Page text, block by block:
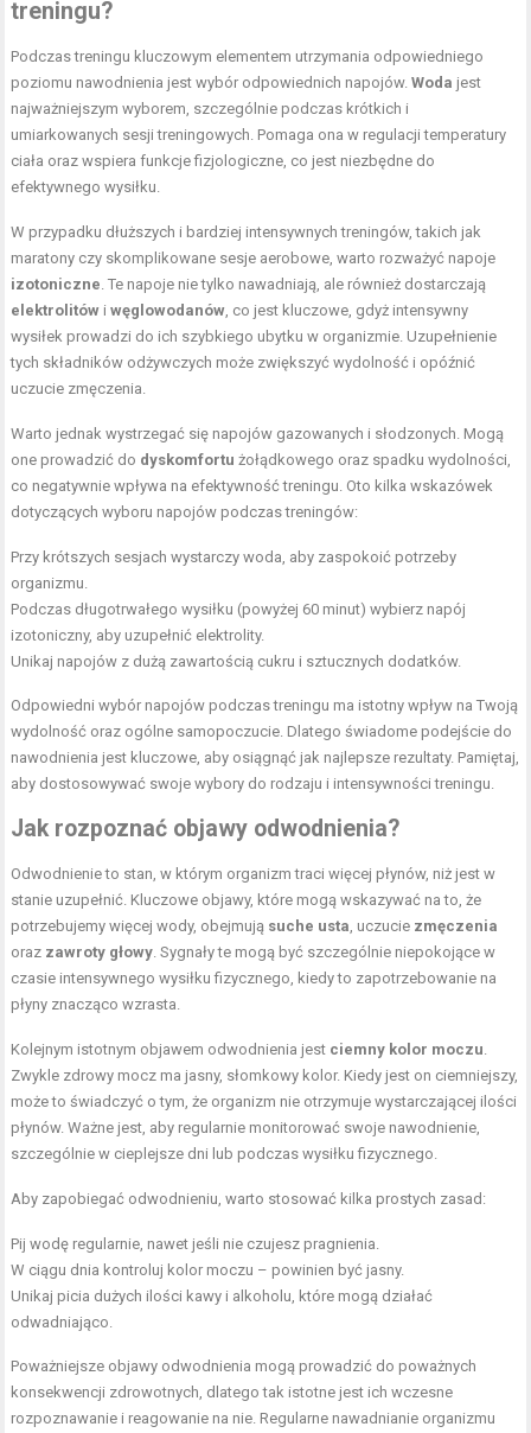
treningu?
Podczas treningu kluczowym elementem utrzymania odpowiedniego
poziomu nawodnienia jest wybór odpowiednich napojów.Woda jest
najważniejszym wyborem, szczególnie podczas krótkich i
umiarkowanych sesji treningowych. Pomaga ona w regulacji temperatury
ciała oraz wspiera funkcje fizjologiczne, co jest niezbędne do
efektywnego wysiłku.
W przypadku dłuższych i bardziej intensywnych treningów, takich jak
maratony czy skomplikowane sesje aerobowe, warto rozważyć napoje
izotoniczne. Te napoje nie tylko nawadniają, ale również dostarczają
elektrolitów iwęglowodanów, co jest kluczowe, gdyż intensywny
wysiłek prowadzi do ich szybkiego ubytku w organizmie. Uzupełnienie
tych składników odżywczych może zwiększyć wydolność i opóźnić
uczucie zmęczenia.
Warto jednak wystrzegać się napojów gazowanych i słodzonych. Mogą
one prowadzić do dyskomfortu żołądkowego oraz spadku wydolności,
co negatywnie wpływa na efektywność treningu. Oto kilka wskazówek
dotyczących wyboru napojów podczas treningów:
Przy krótszych sesjach wystarczy woda, aby zaspokoić potrzeby
organizmu.
Podczas długotrwałego wysiłku (powyżej 60 minut) wybierz napój
izotoniczny, aby uzupełnić elektrolity.
Unikaj napojów z dużą zawartością cukru i sztucznych dodatków.
Odpowiedni wybór napojów podczas treningu ma istotny wpływ na Twoją
wydolność oraz ogólne samopoczucie. Dlatego świadome podejście do
nawodnienia jest kluczowe, aby osiągnąć jak najlepsze rezultaty. Pamiętaj,
aby dostosowywać swoje wybory do rodzaju i intensywności treningu.
Jak rozpoznać objawy odwodnienia?
Odwodnienie to stan, w którym organizm traci więcej płynów, niż jest w
stanie uzupełnić. Kluczowe objawy, które mogą wskazywać na to, że
potrzebujemy więcej wody, obejmują suche usta, uczucie zmęczenia
oraz zawroty głowy. Sygnały te mogą być szczególnie niepokojące w
czasie intensywnego wysiłku fizycznego, kiedy to zapotrzebowanie na
płyny znacząco wzrasta.
Kolejnym istotnym objawem odwodnienia jest ciemny kolor moczu.
Zwykle zdrowy mocz ma jasny, słomkowy kolor. Kiedy jest on ciemniejszy,
może to świadczyć o tym, że organizm nie otrzymuje wystarczającej ilości
płynów. Ważne jest, aby regularnie monitorować swoje nawodnienie,
szczególnie w cieplejsze dni lub podczas wysiłku fizycznego.
Aby zapobiegać odwodnieniu, warto stosować kilka prostych zasad:
Pij wodę regularnie, nawet jeśli nie czujesz pragnienia.
W ciągu dnia kontroluj kolor moczu – powinien być jasny.
Unikaj picia dużych ilości kawy i alkoholu, które mogą działać
odwadniająco.
Poważniejsze objawy odwodnienia mogą prowadzić do poważnych
konsekwencji zdrowotnych, dlatego tak istotne jest ich wczesne
rozpoznawanie i reagowanie na nie. Regularne nawadnianie organizmu